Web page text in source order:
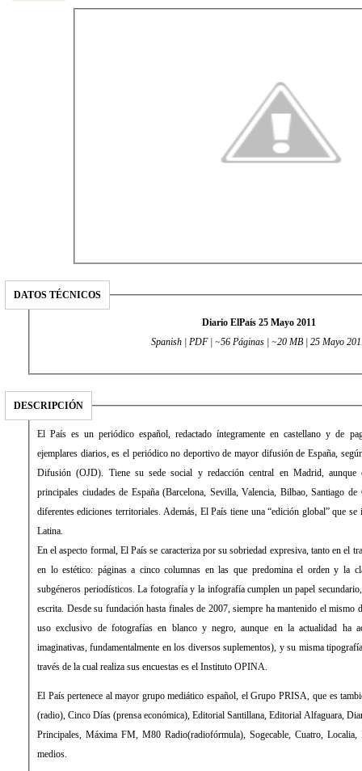
DATOS TÉCNICOS
Diario ElPaís 25 Mayo 2011
Spanish | PDF | ~56 Páginas | ~20 MB | 25 Mayo
DESCRIPCIÓN
El País es un periódico español, redactado íntegramente en castellano y de pago. Con una media de 431.034
ejemplares diarios, es el periódico no deportivo de mayor difusión de España, según la Oficina de Justificación de la
Difusión (OJD). Tiene su sede social y redacción central en Madrid, aunque cuenta con delegaciones en las
principales ciudades de España (Barcelona, Sevilla, Valencia, Bilbao, Santiago de Compostela) desde las que edita
diferentes ediciones territoriales. Además, El País tiene una “edición global” que se imprime y distribuye en América
Latina.
En el aspecto formal, El País se caracteriza por su sobriedad expresiva, tanto en el tratamiento de la información como
en lo estético: páginas a cinco columnas en las que predomina el orden y la clara distribución de los distintos
subgéneros periodísticos. La fotografía y la infografía cumplen un papel secundario, de mero apoyo a la información
escrita. Desde su fundación hasta finales de 2007, siempre ha mantenido el mismo diseño, sin apenas evolución (con
uso exclusivo de fotografías en blanco y negro, aunque en la actualidad ha aceptado el color y formas más
imaginativas, fundamentalmente en los diversos suplementos), y su misma tipografía: la Times Roman. La empresa a
través de la cual realiza sus encuestas es el Instituto OPINA.
El País pertenece al mayor grupo mediático español, el Grupo PRISA, que es también propietario de la Cadena SER
(radio), Cinco Días (prensa económica), Editorial Santillana, Editorial Alfaguara, Diario As (prensa deportiva), Los 40
Principales, Máxima FM, M80 Radio(radiofórmula), Sogecable, Cuatro, Localia, Digital+ (televisión), entre otros
medios.